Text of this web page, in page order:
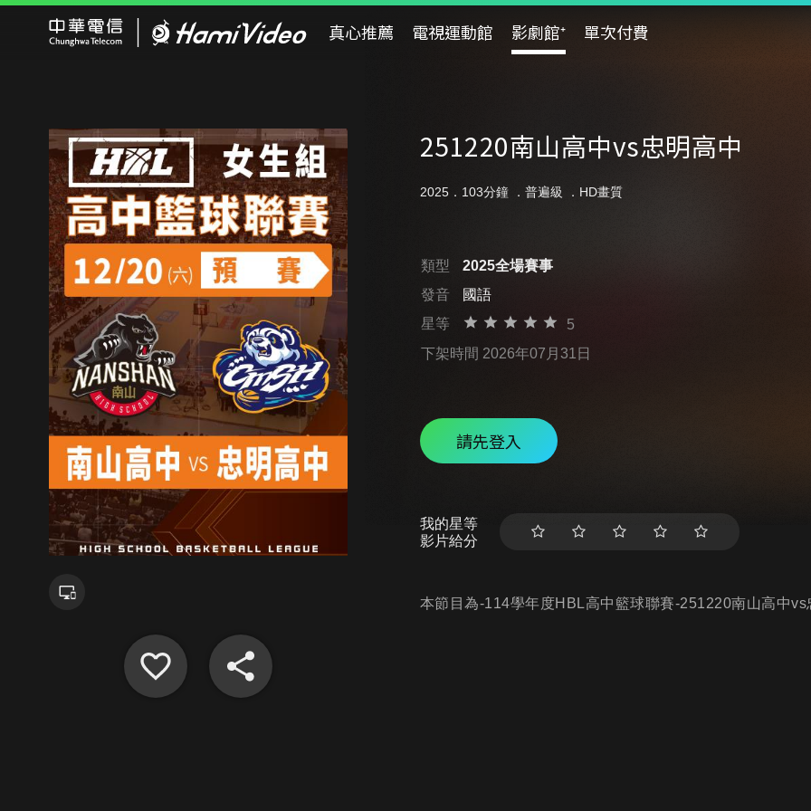
真心推薦 電視運動館 影劇館⁺ 單次付費
251220南山高中vs忠明高中
2025．103分鐘 ． 普遍級 ．HD畫質
類型
2025全場賽事
發音
國語
星等
5
下架時間 2026年07月31日
請先登入
我的星等
影片給分
本節目為-114學年度HBL高中籃球聯賽-251220南山高中